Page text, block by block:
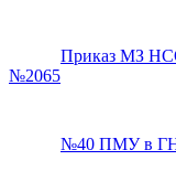
Приказ МЗ
№2065
№40 ПМУ в